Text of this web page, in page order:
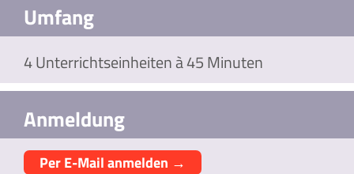
Umfang
4 Unterrichtseinheiten à 45 Minuten
Anmeldung
Per E-Mail anmelden →